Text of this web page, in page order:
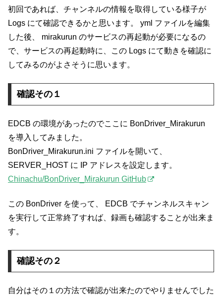
初回であれば、チャンネルの情報を取得している様子が
Logs にて確認できるかと思います。 yml ファイルを編集
した後、 mirakurun のサービスの再起動が必要になるの
で、サービスの再起動時に、この Logs にて動きを確認に
してみるのがよさそうに思います。
確認その１
EDCB の環境があったのでここに BonDriver_Mirakurun
を導入してみました。
BonDriver_Mirakurun.ini ファイルを開いて、
SERVER_HOST に IP アドレスを設定します。
Chinachu/BonDriver_Mirakurun GitHub
この BonDriver を使って、 EDCB でチャンネルスキャン
を実行して正常終了すれば、録画も確認することが出来ま
す。
確認その２
自分はその１の方法で確認が出来たのでやりませんでした